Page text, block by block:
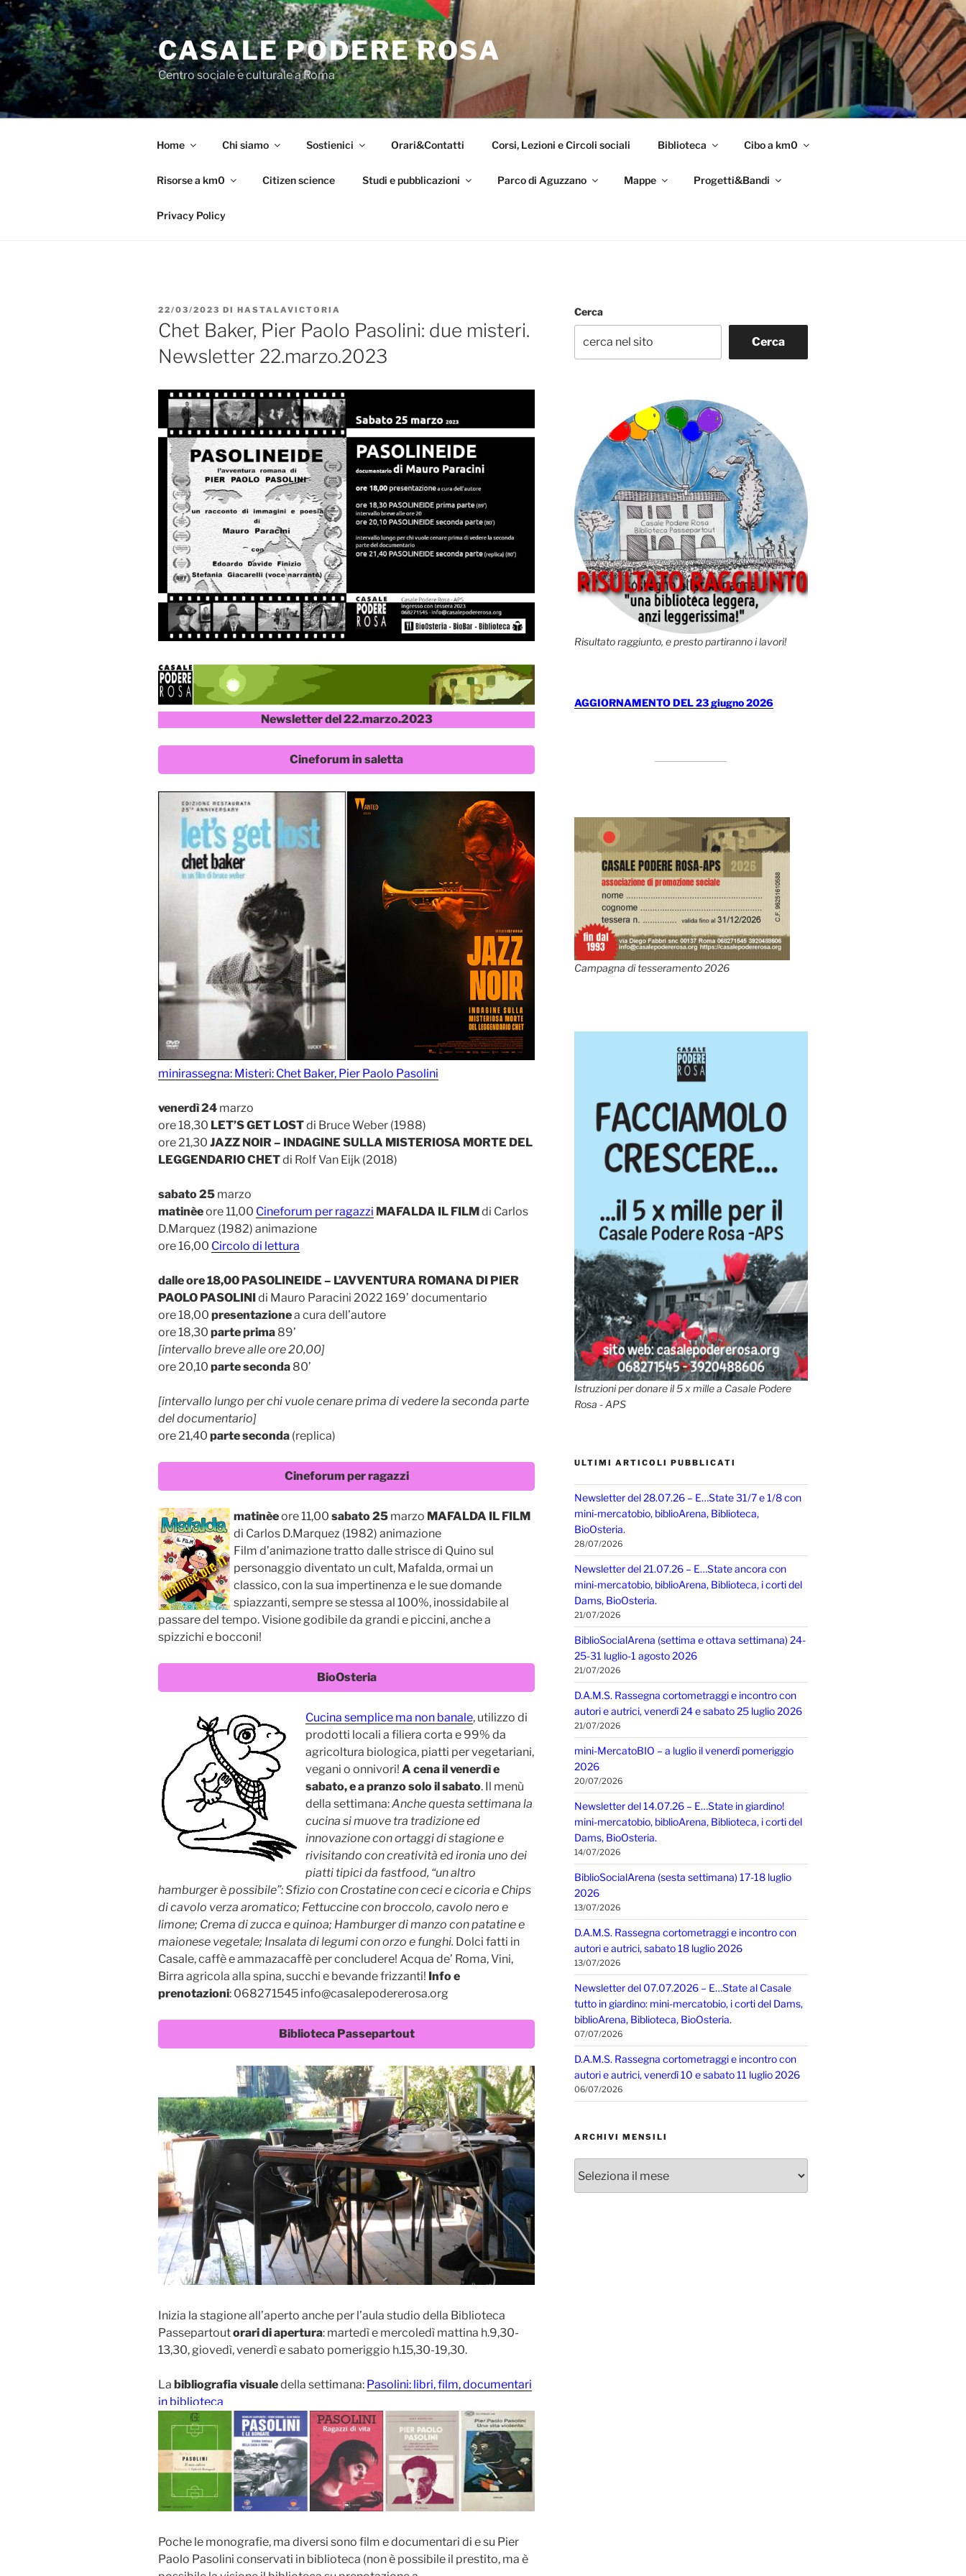
Salta
al
contenuto
CASALE PODERE ROSA
Centro sociale e culturale a Roma
Home Chi siamo Sostienici Orari&Contatti Corsi, Lezioni e Circoli sociali Biblioteca Cibo a km0
Risorse a km0 Citizen science Studi e pubblicazioni Parco di Aguzzano Mappe Progetti&Bandi
Privacy Policy
PUBBLICATO
IL
22/03/2023 DI HASTALAVICTORIA
Chet Baker, Pier Paolo Pasolini: due misteri.
Newsletter 22.marzo.2023
Newsletter del 22.marzo.2023
Cineforum in saletta
minirassegna: Misteri: Chet Baker, Pier Paolo Pasolini
venerdì 24 marzo
ore 18,30 LET’S GET LOSTdi Bruce Weber (1988)
ore 21,30 JAZZ NOIR – INDAGINE SULLA MISTERIOSA MORTE DEL
LEGGENDARIO CHETdi Rolf Van Eijk (2018)
sabato 25 marzo
matinèeore 11,00 Cineforum per ragazzi MAFALDA IL FILMdi Carlos
D.Marquez (1982) animazione
ore 16,00 Circolo di lettura
dalle ore 18,00 PASOLINEIDE – L’AVVENTURA ROMANA DI PIER
PAOLO PASOLINIdi Mauro Paracini 2022 169’ documentario
ore 18,00 presentazionea cura dell’autore
ore 18,30 parte prima 89’
[intervallo breve alle ore 20,00]
ore 20,10 parte seconda 80’
[intervallo lungo per chi vuole cenare prima di vedere la seconda parte
del documentario]
ore 21,40 parte seconda (replica)
Cineforum per ragazzi
matinèeore 11,00 sabato 25 marzo MAFALDA IL FILM
di Carlos D.Marquez (1982) animazione
Film d’animazione tratto dalle strisce di Quino sul
personaggio diventato un cult, Mafalda, ormai un
classico, con la sua impertinenza e le sue domande
spiazzanti, sempre se stessa al 100%, inossidabile al
passare del tempo. Visione godibile da grandi e piccini, anche a
spizzichi e bocconi!
BioOsteria
Cucina semplice ma non banale, utilizzo di
prodotti locali a filiera corta e 99% da
agricoltura biologica, piatti per vegetariani,
vegani o onnivori! A cena il venerdì e
sabato, e a pranzo solo il sabato. Il menù
della settimana:Anche questa settimana la
cucina si muove tra tradizione ed
innovazione con ortaggi di stagione e
rivisitando con creatività ed ironia uno dei
piatti tipici da fastfood, “un altro
hamburger è possibile”: Sfizio con Crostatine con ceci e cicoria e Chips
di cavolo verza aromatico; Fettuccine con broccolo, cavolo nero e
limone; Crema di zucca e quinoa; Hamburger di manzo con patatine e
maionese vegetale; Insalata di legumi con orzo e funghi. Dolci fatti in
Casale, caffè e ammazacaffè per concludere! Acqua de’ Roma, Vini,
Birra agricola alla spina, succhi e bevande frizzanti! Info e
prenotazioni: 068271545 info@casalepodererosa.org
Biblioteca Passepartout
Inizia la stagione all’aperto anche per l’aula studio della Biblioteca
Passepartoutorari di apertura: martedì e mercoledì mattina h.9,30-
13,30, giovedì, venerdì e sabato pomeriggio h.15,30-19,30.
La bibliografia visualedella settimana: Pasolini: libri, film, documentari
in biblioteca
Poche le monografie, ma diversi sono film e documentari di e su Pier
Paolo Pasolini conservati in biblioteca (non è possibile il prestito, ma è
Cerca
Cerca
Risultato raggiunto, e presto partiranno i lavori!
AGGIORNAMENTO DEL 23 giugno 2026
Campagna di tesseramento 2026
Istruzioni per donare il 5 x mille a Casale Podere
Rosa - APS
ULTIMI ARTICOLI PUBBLICATI
Newsletter del 28.07.26 – E…State 31/7 e 1/8 con
mini-mercatobio, biblioArena, Biblioteca,
BioOsteria.
28/07/2026
Newsletter del 21.07.26 – E…State ancora con
mini-mercatobio, biblioArena, Biblioteca, i corti del
Dams, BioOsteria.
21/07/2026
BiblioSocialArena (settima e ottava settimana) 24-
25-31 luglio-1 agosto 2026
21/07/2026
D.A.M.S. Rassegna cortometraggi e incontro con
autori e autrici, venerdì 24 e sabato 25 luglio 2026
21/07/2026
mini-MercatoBIO – a luglio il venerdì pomeriggio
2026
20/07/2026
Newsletter del 14.07.26 – E…State in giardino!
mini-mercatobio, biblioArena, Biblioteca, i corti del
Dams, BioOsteria.
14/07/2026
BiblioSocialArena (sesta settimana) 17-18 luglio
2026
13/07/2026
D.A.M.S. Rassegna cortometraggi e incontro con
autori e autrici, sabato 18 luglio 2026
13/07/2026
Newsletter del 07.07.2026 – E…State al Casale
tutto in giardino: mini-mercatobio, i corti del Dams,
biblioArena, Biblioteca, BioOsteria.
07/07/2026
D.A.M.S. Rassegna cortometraggi e incontro con
autori e autrici, venerdì 10 e sabato 11 luglio 2026
06/07/2026
ARCHIVI MENSILI
mensili